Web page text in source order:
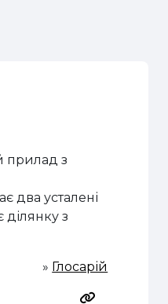
прилад з
два усталені
ділянку з
» Глосарій